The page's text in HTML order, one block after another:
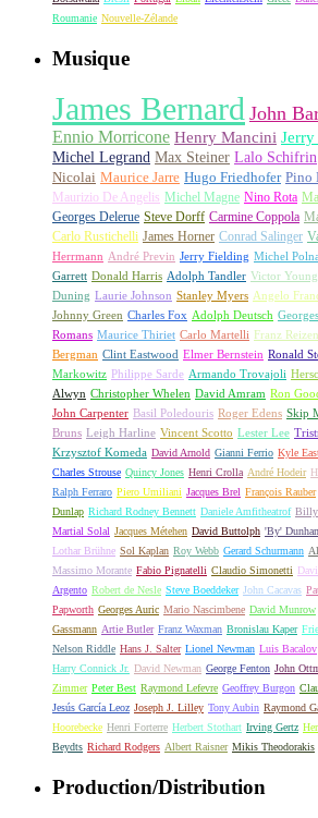
Roumanie Nouvelle-Zélande
Musique
James Bernard John
Ennio Morricone Henry Mancini
Michel Legrand Max Steiner Lalo Schifrin
Nicolai Maurice Jarre Hugo Friedhofer Pino
Maurizio De Angelis Michel Magne Nino Rota
Georges Delerue Steve Dorff Carmine Coppola
Carlo Rustichelli James Horner Conrad Salinger
Herrmann André Previn Jerry Fielding Michel
Garrett Donald Harris Adolph Tandler Victor Young
Duning Laurie Johnson Stanley Myers Angelo
Johnny Green Charles Fox Adolph Deutsch
Romans Maurice Thiriet Carlo Martelli Franz
Bergman Clint Eastwood Elmer Bernstein Ronald
Markowitz Philippe Sarde Armando Trovajoli
Alwyn Christopher Whelen David Amram Ron
John Carpenter Basil Poledouris Roger Edens Skip
Bruns Leigh Harline Vincent Scotto Lester Lee
Krzysztof Komeda David Arnold Gianni Ferrio Kyle
Charles Strouse Quincy Jones Henri Crolla André Hodeir
Ralph Ferraro Piero Umiliani Jacques Brel François Rauber
Dunlap Richard Rodney Bennett Daniele Amfitheatrof Billy
Martial Solal Jacques Métehen David Buttolph 'By'
Lothar Brühne Sol Kaplan Roy Webb Gerard Schurmann
Massimo Morante Fabio Pignatelli Claudio Simonetti
Argento Robert de Nesle Steve Boeddeker John Cacavas
Papworth Georges Auric Mario Nascimbene David Munrow
Gassmann Artie Butler Franz Waxman Bronislau Kaper
Nelson Riddle Hans J. Salter Lionel Newman Luis Bacalov
Harry Connick Jr. David Newman George Fenton John
Zimmer Peter Best Raymond Lefevre Geoffrey Burgon
Jesús García Leoz Joseph J. Lilley Tony Aubin Raymond
Hoorebecke Henri Forterre Herbert Stothart Irving Gertz
Beydts Richard Rodgers Albert Raisner Mikis Theodorakis
Production/Distribution